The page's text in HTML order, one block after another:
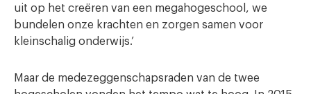
uit op het creëren van een megahogeschool, we
bundelen onze krachten en zorgen samen voor
kleinschalig onderwijs.’
Maar de medezeggenschapsraden van de twee